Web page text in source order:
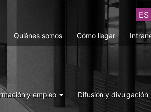
ES
Quiénes somos Cómo llegar
y empleo Difusión y divulgación